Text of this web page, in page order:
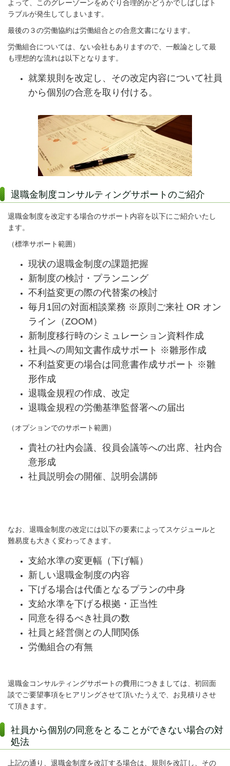
よって、このグレーゾーンをめぐり合理的かどうかでしばしばト
ラブルが発生してしまいます。
最後の３の労働協約は労働組合との合意文書になります。
労働組合については、ない会社もありますので、一般論として最
も理想的な流れは以下となります。
就業規則を改定し、その改定内容について社員
から個別の合意を取り付ける。
退職金制度コンサルティングサポートのご紹介
退職金制度を改定する場合のサポート内容を以下にご紹介いたし
ます。
（標準サポート範囲）
現状の退職金制度の課題把握
新制度の検討・プランニング
不利益変更の際の代替案の検討
毎月1回の対面相談業務 ※原則ご来社 OR オン
ライン（ZOOM）
新制度移行時のシミュレーション資料作成
社員への周知文書作成サポート ※雛形作成
不利益変更の場合は同意書作成サポート ※雛
形作成
退職金規程の作成、改定
退職金規程の労働基準監督署への届出
（オプションでのサポート範囲）
貴社の社内会議、役員会議等への出席、社内合
意形成
社員説明会の開催、説明会講師
なお、退職金制度の改定には以下の要素によってスケジュールと
難易度も大きく変わってきます。
支給水準の変更幅（下げ幅）
新しい退職金制度の内容
下げる場合は代価となるプランの中身
支給水準を下げる根拠・正当性
同意を得るべき社員の数
社員と経営側との人間関係
労働組合の有無
退職金コンサルティングサポートの費用につきましては、初回面
談でご要望事項をヒアリングさせて頂いたうえで、お見積りさせ
て頂きます。
社員から個別の同意をとることができない場合の対
処法
上記の通り、退職金制度を改訂する場合は、規則を改訂し、その